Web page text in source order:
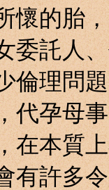
胎，
委託人
倫理問
代孕母
在本質
多令